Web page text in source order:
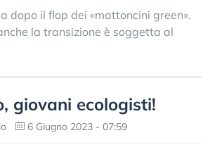
dopo il flop dei «mattoncini green».
la transizione è soggetta al
giovani ecologisti!
6 Giugno 2023 - 07:59